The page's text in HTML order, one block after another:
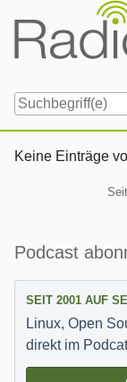
content
Keine Einträge
Seitenleiste
Podcast
SEIT 2001 AUF
Linux, Open
direkt im